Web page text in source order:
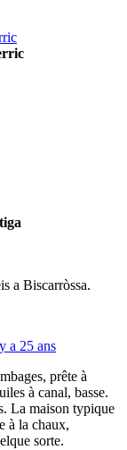
a Biscarròssa.
a 25 ans
prête à
à canal, basse.
La maison typique
à la chaux,
sorte.